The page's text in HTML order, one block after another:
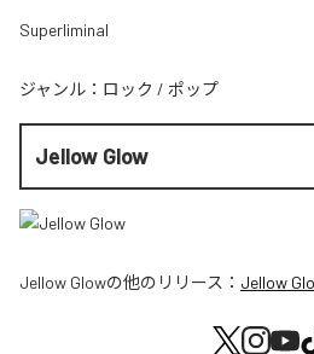
Superliminal
ジャンル： ロック / ポップ
Jellow Glow
Jellow Glowの他のリリース： Jellow